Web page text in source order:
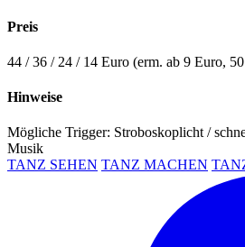
Preis
44 / 36 / 24 / 14 Euro (erm. ab 9 Euro,
Hinweise
Mögliche Trigger: Stroboskoplicht /
Musik
TANZ SEHEN TANZ MACHEN